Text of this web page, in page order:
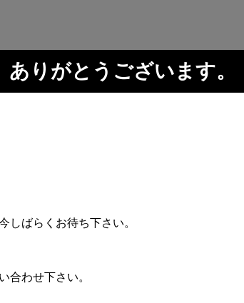
ありがとうございます。
しばらくお待ち下さい。
合わせ下さい。